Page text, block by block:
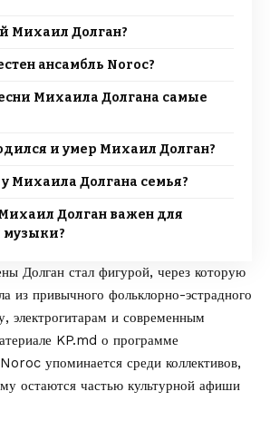
Михаил Долган?
ансамбль Noroc?
Михаила Долгана самые
и умер Михаил Долган?
Михаила Долгана семья?
Долган важен для
музыки?
Долган стал фигурой, через которую
из привычного фольклорно-эстрадного
электрогитарам и современным
KP.md о программе
Noroc упоминается среди коллективов,
остаются частью культурной афиши